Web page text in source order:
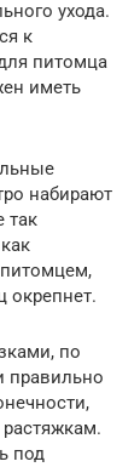
ухода.
к
питомца
иметь
набирают
так
окрепнет.
по
правильно
под